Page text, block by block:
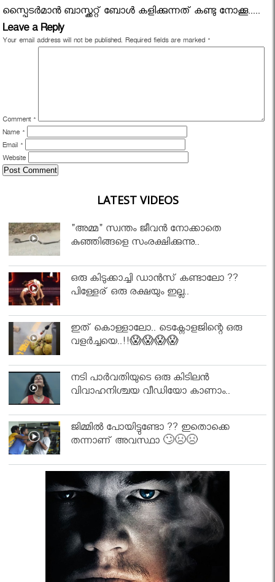
സ്പൈടർമാൻ ബാസ്ക്കറ്റ് ബോൾ കളിക്കുന്നത് കണ്ടു നോക്കൂ.....
Leave a Reply
Your email address will not be published. Required fields are marked *
Comment *
Name *
Email *
Website
LATEST VIDEOS
"അമ്മ" സ്വന്തം ജീവൻ നോക്കാതെ
കുഞ്ഞിങ്ങളെ സംരക്ഷിക്കുന്നു..
ഒരു കിടുക്കാച്ചി ഡാൻസ് കണ്ടാലോ ??
പിള്ളേര് ഒരു രക്ഷയും ഇല്ല..
ഇത് കൊള്ളാലോ.. ടെക്നോളജിന്റെ ഒരു
വളർച്ചയെ..!!😱😱😱😱
നടി പാർവതിയുടെ ഒരു കിടിലൻ
വിവാഹനിശ്ചയ വീഡിയോ കാണാം..
ജിമ്മിൽ പോയിട്ടുണ്ടോ ?? ഇതൊക്കെ
തന്നാണ് അവസ്ഥാ 🙄😣😣